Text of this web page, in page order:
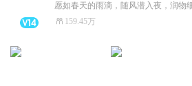
159.45万